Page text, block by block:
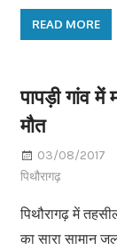
READ MORE
पापड़ी गांव
मौत
03/08/2017
पिथौरागढ़
पिथौरागढ़ में
का सारा सामान